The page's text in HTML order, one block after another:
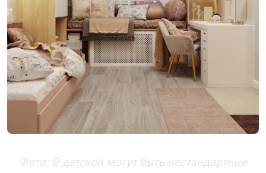
Фото: В детской могут быть нестандартные